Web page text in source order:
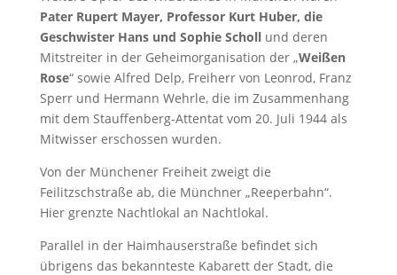
Pater Rupert Mayer, Professor Kurt Huber, die
Geschwister Hans und Sophie Schollund deren
Mitstreiter in der Geheimorganisation der „Weißen
Rose“ sowie Alfred Delp, Freiherr von Leonrod, Franz
Sperr und Hermann Wehrle, die im Zusammenhang
mit dem Stauffenberg-Attentat vom 20. Juli 1944 als
Mitwisser erschossen wurden.
Von der Münchener Freiheit zweigt die
Feilitzschstraße ab, die Münchner „Reeperbahn“.
Hier grenzte Nachtlokal an Nachtlokal.
Parallel in der Haimhauserstraße befindet sich
übrigens das bekannteste Kabarett der Stadt, die